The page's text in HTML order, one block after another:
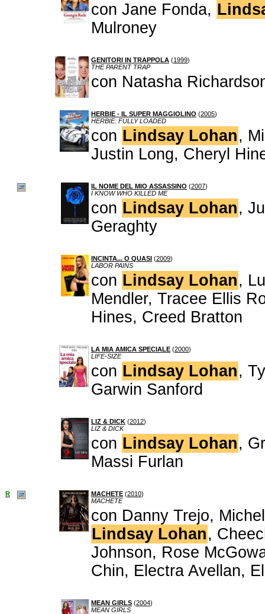
con Jane Fonda,
Mulroney
GENITORI IN TRAPPOLA (1999)
THE PARENT TRAP
con Natasha
HERBIE - IL SUPER MAGGIOLINO (2005)
HERBIE: FULLY LOADED
con Lindsay Lohan,
Justin Long, Cheryl
IL NOME DEL MIO ASSASSINO (2007)
I KNOW WHO KILLED ME
con Lindsay Lohan,
Geraghty
INCINTA... O QUASI (2009)
LABOR PAINS
con Lindsay Lohan,
Mendler, Tracee Ellis
Hines, Creed Bratton
LA MIA AMICA SPECIALE (2000)
LIFE-SIZE
con Lindsay Lohan,
Garwin Sanford
LIZ & DICK (2012)
LIZ & DICK
con Lindsay Lohan,
Massi Furlan
R MACHETE (2010)
MACHETE
con Danny Trejo,
Lindsay Lohan,
Johnson, Rose
Chin, Electra Avellan,
MEAN GIRLS (2004)
MEAN GIRLS